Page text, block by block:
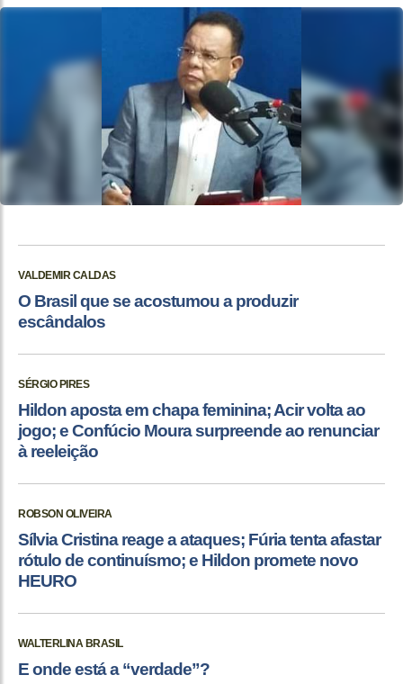
VALDEMIR CALDAS
O Brasil que se acostumou a produzir
escândalos
SÉRGIO PIRES
Hildon aposta em chapa feminina; Acir volta ao
jogo; e Confúcio Moura surpreende ao renunciar
à reeleição
ROBSON OLIVEIRA
Sílvia Cristina reage a ataques; Fúria tenta afastar
rótulo de continuísmo; e Hildon promete novo
HEURO
WALTERLINA BRASIL
E onde está a “verdade”?